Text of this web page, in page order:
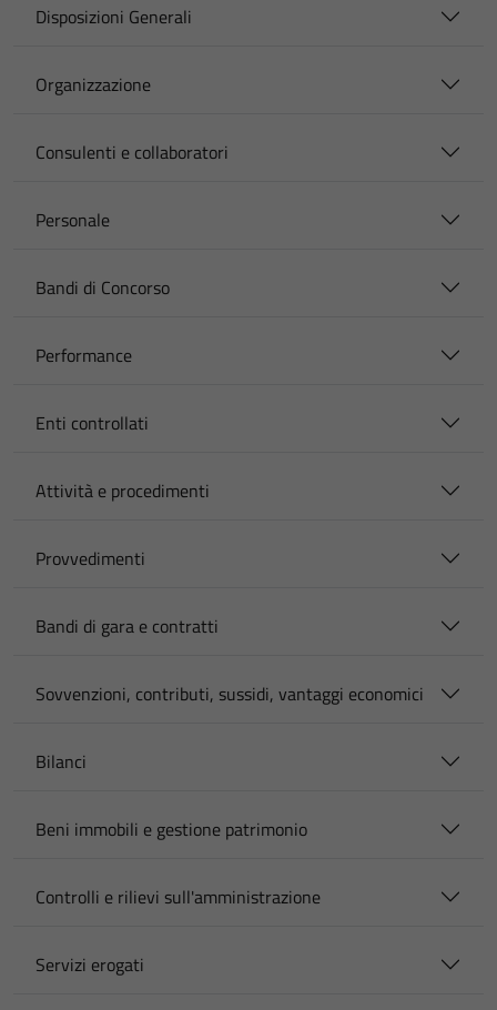
Disposizioni Generali
Organizzazione
Consulenti e collaboratori
Personale
Bandi di Concorso
Performance
Enti controllati
Attività e procedimenti
Provvedimenti
Bandi di gara e contratti
Sovvenzioni, contributi, sussidi, vantaggi economici
Bilanci
Beni immobili e gestione patrimonio
Controlli e rilievi sull'amministrazione
Servizi erogati